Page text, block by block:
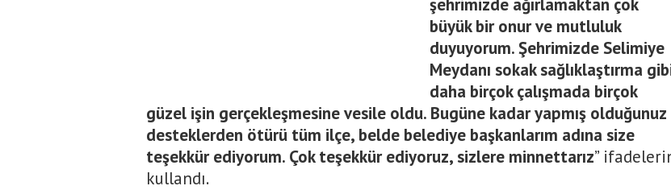
şehrimizde ağırlamaktan çok
büyük bir onur ve mutluluk
duyuyorum. Şehrimizde Selimiye
Meydanı sokak sağlıklaştırma
daha birçok çalışmada birçok
güzel işin gerçekleşmesine vesile oldu. Bugüne kadar yapmış olduğunuz
desteklerden ötürü tüm ilçe, belde belediye başkanlarım adına size
teşekkür ediyorum. Çok teşekkür ediyoruz, sizlere minnettarız”
kullandı.